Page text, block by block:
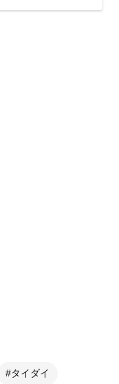
#タイダイ